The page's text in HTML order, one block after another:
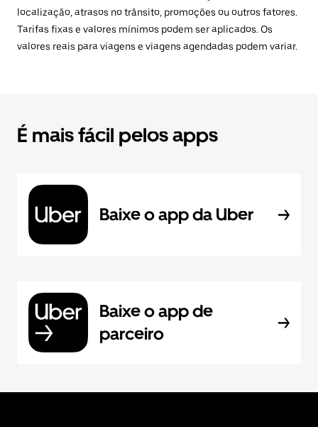
localização, atrasos no trânsito, promoções ou outros fatores.
Tarifas fixas e valores mínimos podem ser aplicados. Os
valores reais para viagens e viagens agendadas podem variar.
É mais fácil pelos apps
Baixe o app da Uber
Baixe o app de
parceiro